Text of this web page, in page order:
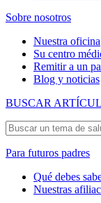
Sobre nosotros
Nuestra oficina
Su centro
Remitir a un
Blog y noticias
BUSCAR
Para futuros padres
Qué debes
Nuestras